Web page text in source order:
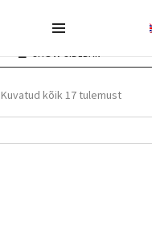
SHOW SIDEBAR
Kuvatud kõik 17 tulemust